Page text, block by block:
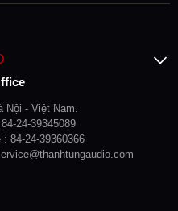
Nội - Việt Nam.
24-39345089
84-24-39360366